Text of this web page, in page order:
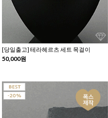
[당일출고] 테라헤르츠 세트 목걸이
50,000원